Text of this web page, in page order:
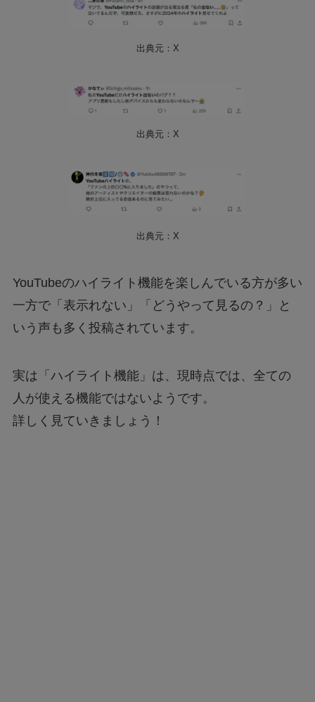
出典元：X
出典元：X
出典元：X
YouTubeのハイライト機能を楽しんでいる方が多い
一方で「表示れない」「どうやって見るの？」と
いう声も多く投稿されています。
実は「ハイライト機能」は、現時点では、全ての
人が使える機能ではないようです。
詳しく見ていきましょう！